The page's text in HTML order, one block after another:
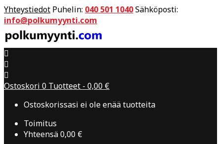
Yhteystiedot Puhelin: 040 501 1040Sähköposti:
info@polkumyynti.com



Ostoskori 0 Tuotteet - 0,00 €
Ostoskorissasi ei ole enää tuotteita
Toimitus
Yhteensä0,00 €